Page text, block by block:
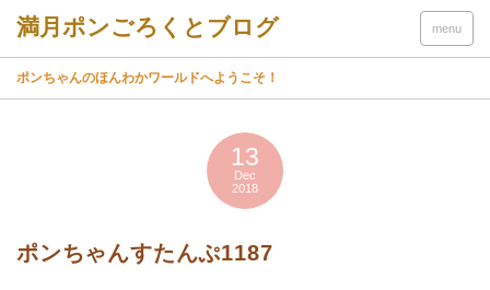
menu
ポンちゃんのほんわかワールドへようこそ！
13
Dec
2018
ポンちゃんすたんぷ1187